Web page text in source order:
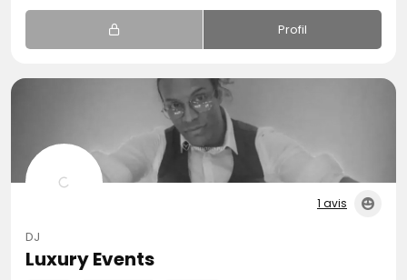
Profil
1 avis
DJ
Luxury Events